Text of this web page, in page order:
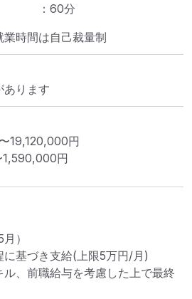
： 60分
時間は自己裁量制
あります
〜19,120,000円
1,590,000円
）
基づき支給(上限5万円/月)
ル、前職給与を考慮した上で最終